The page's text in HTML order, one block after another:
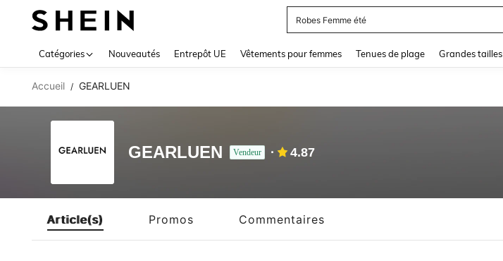
Jupe
Catégories Nouveautés Entrepôt UE Vêtements pour femmes Tenues de plage Grandes tailles
Accueil / GEARLUEN
GEARLUEN Vendeur 4.87
Article(s) Promos Commentaires